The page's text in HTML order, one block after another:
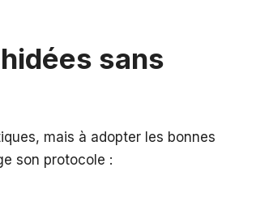
sans
mais à adopter les bonnes
son protocole :